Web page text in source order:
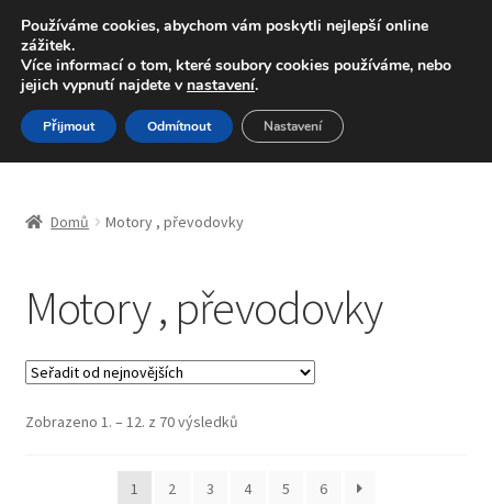
DOPRAVA od 139,-Kč
Volejte po-pá 9-16 704 494 494
Přeskočit
na
navigaci
Přejít
k
obsahu
Celosvětová doprava
Doprava
Kontakt
Domů Motory , převodovky
Motory , převodovky
Zobrazeno 1. – 12. z 70 výsledkůSeřazeno
1
2 3 4 5 6
Používáme cookies, abychom vám poskytli nejlepší online
zážitek.
Více informací o tom, které soubory cookies používáme, nebo
jejich vypnutí najdete v nastavení.
Přijmout Odmítnout Nastavení